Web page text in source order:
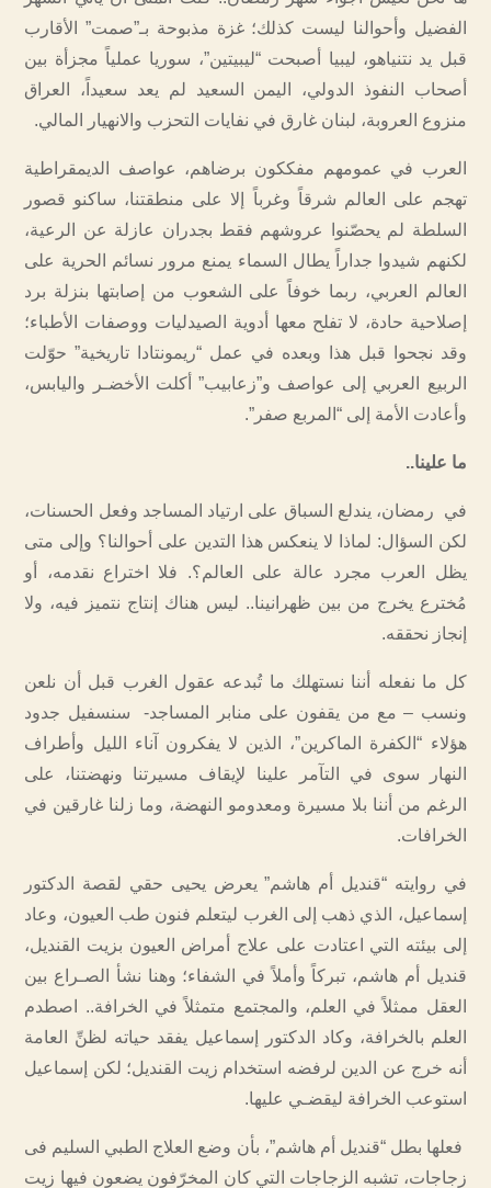
الفضيل وأحوالنا ليست كذلك؛ غزة مذبوحة بـ”صمت” الأقارب
قبل يد نتنياهو، ليبيا أصبحت “ليبيتين”، سوريا عملياً مجزأة بين
أصحاب النفوذ الدولي، اليمن السعيد لم يعد سعيداً، العراق
منزوع العروبة، لبنان غارق في نفايات التحزب والانهيار المالي.
العرب في عمومهم مفككون برضاهم، عواصف الديمقراطية
تهجم على العالم شرقاً وغرباً إلا على منطقتنا، ساكنو قصور
السلطة لم يحصّنوا عروشهم فقط بجدران عازلة عن الرعية،
لكنهم شيدوا جداراً يطال السماء يمنع مرور نسائم الحرية على
العالم العربي، ربما خوفاً على الشعوب من إصابتها بنزلة برد
إصلاحية حادة، لا تفلح معها أدوية الصيدليات ووصفات الأطباء؛
وقد نجحوا قبل هذا وبعده في عمل “ريمونتادا تاريخية” حوّلت
الربيع العربي إلى عواصف و”زعابيب” أكلت الأخضـر واليابس،
وأعادت الأمة إلى “المربع صفر”.
ما علينا..
في رمضان، يندلع السباق على ارتياد المساجد وفعل الحسنات،
لكن السؤال: لماذا لا ينعكس هذا التدين على أحوالنا؟ وإلى متى
يظل العرب مجرد عالة على العالم؟. فلا اختراع نقدمه، أو
مُخترع يخرج من بين ظهرانينا.. ليس هناك إنتاج نتميز فيه، ولا
إنجاز نحققه.
كل ما نفعله أننا نستهلك ما تُبدعه عقول الغرب قبل أن نلعن
ونسب – مع من يقفون على منابر المساجد- سنسفيل جدود
هؤلاء “الكفرة الماكرين”، الذين لا يفكرون آناء الليل وأطراف
النهار سوى في التآمر علينا لإيقاف مسيرتنا ونهضتنا، على
الرغم من أننا بلا مسيرة ومعدومو النهضة، وما زلنا غارقين في
الخرافات.
في روايته “قنديل أم هاشم” يعرض يحيى حقي لقصة الدكتور
إسماعيل، الذي ذهب إلى الغرب ليتعلم فنون طب العيون، وعاد
إلى بيئته التي اعتادت على علاج أمراض العيون بزيت القنديل،
قنديل أم هاشم، تبركاً وأملاً في الشفاء؛ وهنا نشأ الصـراع بين
العقل ممثلاً في العلم، والمجتمع متمثلاً في الخرافة.. اصطدم
العلم بالخرافة، وكاد الدكتور إسماعيل يفقد حياته لظنِّ العامة
أنه خرج عن الدين لرفضه استخدام زيت القنديل؛ لكن إسماعيل
استوعب الخرافة ليقضـي عليها.
فعلها بطل “قنديل أم هاشم”، بأن وضع العلاج الطبي السليم فى
زجاجات، تشبه الزجاجات التي كان المخرّفون يضعون فيها زيت